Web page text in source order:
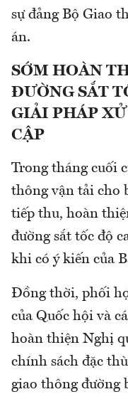
sự đảng Bộ Giao
án.
SỚM HOÀN
ĐƯỜNG SẮT
GIẢI PHÁP
CẬP
Trong tháng cuối
thông vận tải cho
tiếp thu, hoàn
đường sắt tốc độ
khi có ý kiến của
Đồng thời, phối
của Quốc hội và
hoàn thiện Nghị
chính sách đặc
giao thông đường